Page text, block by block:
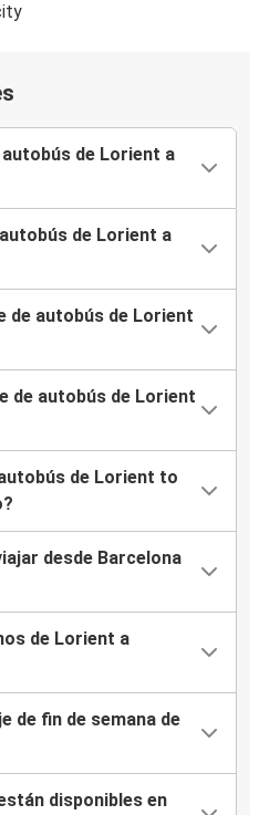
de Lorient a
de Lorient a
de autobús de Lorient
de autobús de Lorient
de Lorient to
desde Barcelona
de Lorient a
de fin de semana de
disponibles en